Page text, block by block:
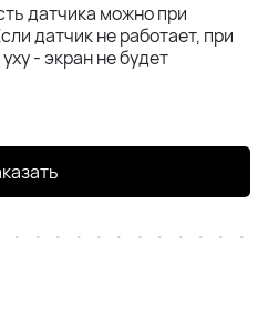
датчика можно при
датчик не работает, при
- экран не будет